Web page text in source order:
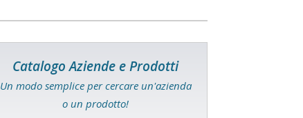
Catalogo Aziende e Prodotti
Un modo semplice per cercare un'azienda
o un prodotto!